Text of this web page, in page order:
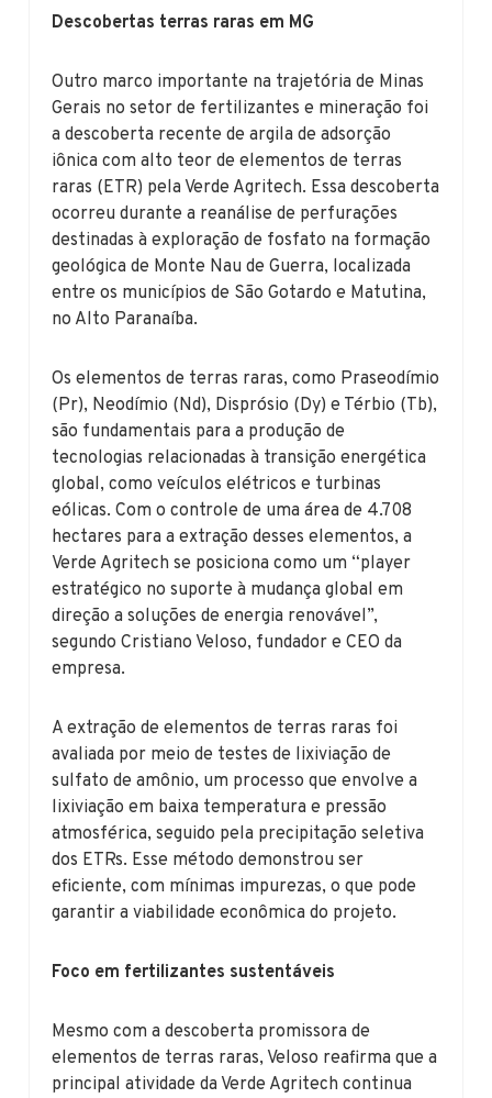
Descobertas terras raras em MG
Outro marco importante na trajetória de Minas
Gerais no setor de fertilizantes e mineração foi
a descoberta recente de argila de adsorção
iônica com alto teor de elementos de terras
raras (ETR) pela Verde Agritech. Essa descoberta
ocorreu durante a reanálise de perfurações
destinadas à exploração de fosfato na formação
geológica de Monte Nau de Guerra, localizada
entre os municípios de São Gotardo e Matutina,
no Alto Paranaíba.
Os elementos de terras raras, como Praseodímio
(Pr), Neodímio (Nd), Disprósio (Dy) e Térbio (Tb),
são fundamentais para a produção de
tecnologias relacionadas à transição energética
global, como veículos elétricos e turbinas
eólicas. Com o controle de uma área de 4.708
hectares para a extração desses elementos, a
Verde Agritech se posiciona como um “player
estratégico no suporte à mudança global em
direção a soluções de energia renovável”,
segundo Cristiano Veloso, fundador e CEO da
empresa.
A extração de elementos de terras raras foi
avaliada por meio de testes de lixiviação de
sulfato de amônio, um processo que envolve a
lixiviação em baixa temperatura e pressão
atmosférica, seguido pela precipitação seletiva
dos ETRs. Esse método demonstrou ser
eficiente, com mínimas impurezas, o que pode
garantir a viabilidade econômica do projeto.
Foco em fertilizantes sustentáveis
Mesmo com a descoberta promissora de
elementos de terras raras, Veloso reafirma que a
principal atividade da Verde Agritech continua